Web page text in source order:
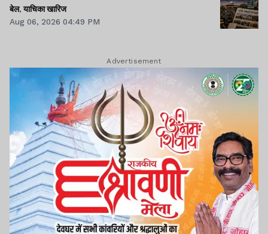
बेल, याचिका खारिज
Aug 06, 2026 04:49 PM
Advertisement